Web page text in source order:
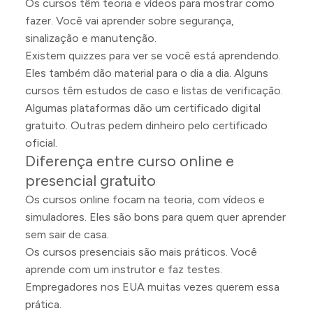
Os cursos têm teoria e vídeos para mostrar como
fazer. Você vai aprender sobre segurança,
sinalização e manutenção.
Existem quizzes para ver se você está aprendendo.
Eles também dão material para o dia a dia. Alguns
cursos têm estudos de caso e listas de verificação.
Algumas plataformas dão um certificado digital
gratuito. Outras pedem dinheiro pelo certificado
oficial.
Diferença entre curso online e
presencial gratuito
Os cursos online focam na teoria, com vídeos e
simuladores. Eles são bons para quem quer aprender
sem sair de casa.
Os cursos presenciais são mais práticos. Você
aprende com um instrutor e faz testes.
Empregadores nos EUA muitas vezes querem essa
prática.